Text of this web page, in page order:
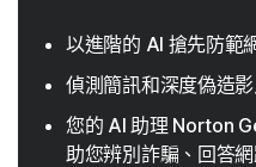
以進階的 AI 搶先防範
偵測簡訊和深度偽造
您的 AI 助理 Norton
助您辨別詐騙、回答